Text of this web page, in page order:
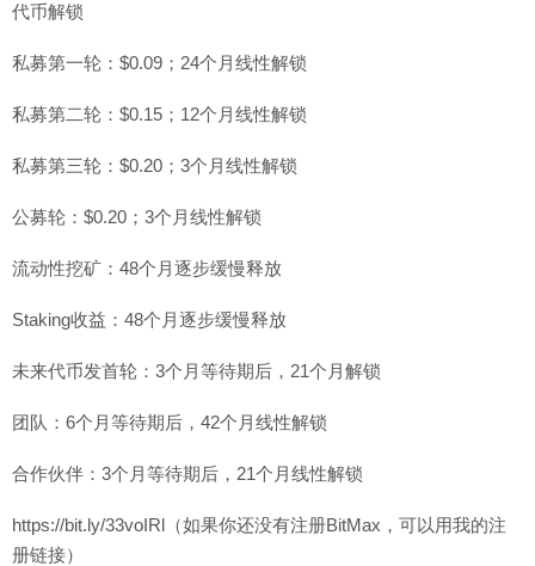
代币解锁
私募第一轮：$0.09；24个月线性解锁
私募第二轮：$0.15；12个月线性解锁
私募第三轮：$0.20；3个月线性解锁
公募轮：$0.20；3个月线性解锁
流动性挖矿：48个月逐步缓慢释放
Staking收益：48个月逐步缓慢释放
未来代币发首轮：3个月等待期后，21个月解锁
团队：6个月等待期后，42个月线性解锁
合作伙伴：3个月等待期后，21个月线性解锁
https://bit.ly/33voIRl（如果你还没有注册BitMax，可以用我的注
册链接）